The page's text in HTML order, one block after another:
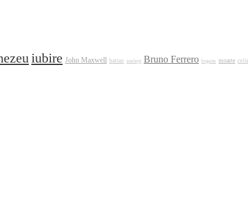
iubire John Maxwell batran intelept Bruno Ferrero bogatie moarte